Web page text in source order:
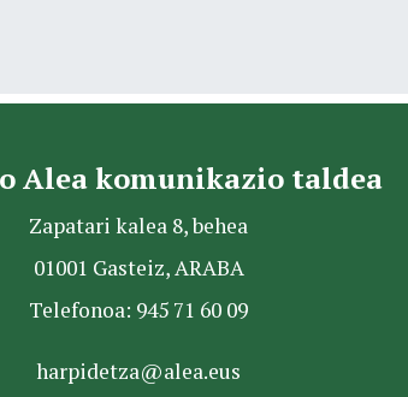
Alea komunikazio taldea
Zapatari kalea 8, behea
01001 Gasteiz, ARABA
Telefonoa: 945 71 60 09
harpidetza@alea.eus